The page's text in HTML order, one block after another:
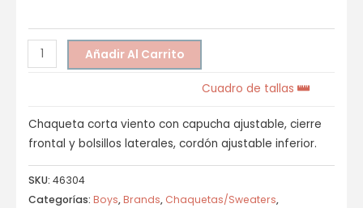
Añadir Al Carrito
Cuadro de tallas
Chaqueta corta viento con capucha ajustable, cierre
frontal y bolsillos laterales, cordón ajustable inferior.
SKU: 46304
Categorías: Boys,Brands, Chaquetas/Sweaters,